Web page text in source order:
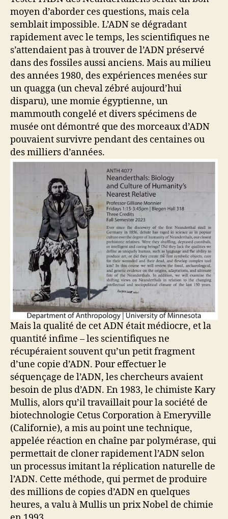
moyen d’aborder ces questions, mais cela
semblait impossible. L’ADN se dégradant
rapidement avec le temps, les scientifiques ne
s’attendaient pas à trouver de l’ADN préservé
dans des fossiles aussi anciens. Mais au milieu
des années 1980, des expériences menées sur
un quagga (un cheval zébré aujourd’hui
disparu), une momie égyptienne, un
mammouth congelé et divers spécimens de
musée ont démontré que des morceaux d’ADN
pouvaient survivre pendant des centaines ou
des milliers d’années.
Mais la qualité de cet ADN était médiocre, et la
quantité infime – les scientifiques ne
récupéraient souvent qu’un petit fragment
d’une copie d’ADN. Pour effectuer le
séquençage de l’ADN, les chercheurs avaient
besoin de plus d’ADN. En 1983, le chimiste Kary
Mullis, alors qu’il travaillait pour la société de
biotechnologie Cetus Corporation à Emeryville
(Californie), a mis au point une technique,
appelée réaction en chaîne par polymérase, qui
permettait de cloner rapidement l’ADN selon
un processus imitant la réplication naturelle de
l’ADN. Cette méthode, qui permet de produire
des millions de copies d’ADN en quelques
heures, a valu à Mullis un prix Nobel de chimie